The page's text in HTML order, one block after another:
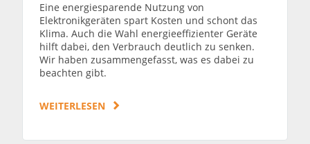
Eine energiesparende Nutzung von
Elektronikgeräten spart Kosten und schont das
Klima. Auch die Wahl energieeffizienter Geräte
hilft dabei, den Verbrauch deutlich zu senken.
Wir haben zusammengefasst, was es dabei zu
beachten gibt.
WEITERLESEN